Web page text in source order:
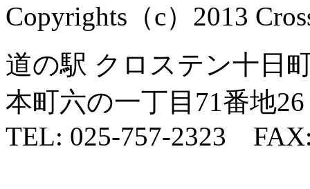
Copyrights（c）2013
道の駅 クロステン十日
本町六の一丁目71番地26
TEL: 025-757-2323